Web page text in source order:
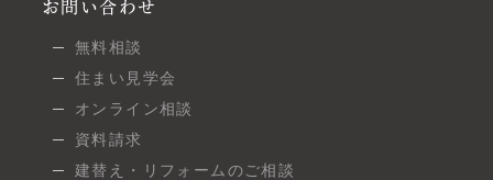
お問い合わせ
無料相談
住まい見学会
オンライン相談
資料請求
建替え・リフォームのご相談